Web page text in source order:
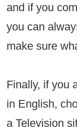
and if you
you can
make sure
Finally, if you
in English,
a Television